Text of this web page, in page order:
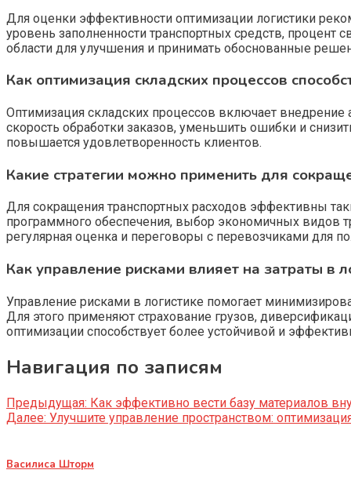
Для оценки эффективности оптимизации логистики
уровень заполненности транспортных средств, процент
области для улучшения и принимать обоснованные
Как оптимизация складских процессов
Оптимизация складских процессов включает
скорость обработки заказов, уменьшить ошибки и
повышается удовлетворенность клиентов.
Какие стратегии можно применить для
Для сокращения транспортных расходов эффективны
программного обеспечения, выбор экономичных видов
регулярная оценка и переговоры с перевозчиками для
Как управление рисками влияет на затраты в
Управление рисками в логистике помогает
Для этого применяют страхование грузов,
оптимизации способствует более устойчивой и
Навигация по записям
Предыдущая: Как эффективно вести базу материалов
Далее: Улучшите управление пространством:
Василиса Шторм